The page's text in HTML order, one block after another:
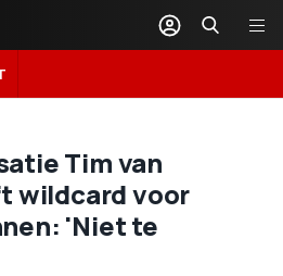
Tim van
wildcard voor
'Niet te